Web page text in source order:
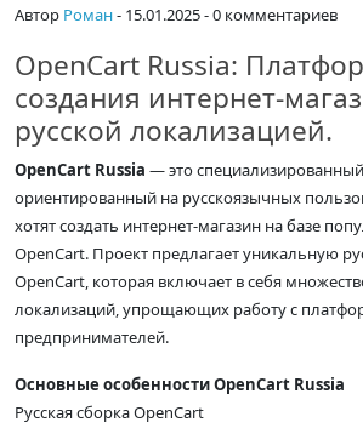
Автор Роман- 15.01.2025 - 0 комментариев
OpenCart Russia:
создания интернет-
русской локализацией.
OpenCart Russia — это
ориентированный на русскоязычных
хотят создать интернет-магазин на базе
OpenCart. Проект предлагает уникальную
OpenCart, которая включает в себя
локализаций, упрощающих работу с
предпринимателей.
Основные особенности OpenCart Russia
Русская сборка OpenCart